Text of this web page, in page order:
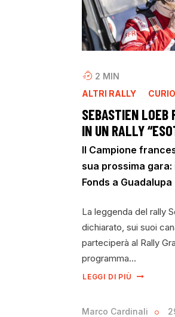
2 MIN
ALTRI RALLY
SEBASTIEN LOEB
IN UN RALLY
Il Campione
sua prossima gara:
Fonds a Guadalupa
La leggenda del rally
dichiarato, sui suoi
parteciperà al Rally
programma…
LEGGI DI PIÙ
Marco Cardinali